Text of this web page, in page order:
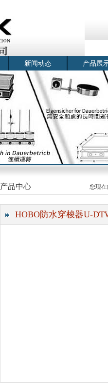
新闻动态 产品展
产品中心 您现
HOBO防水穿梭器U-